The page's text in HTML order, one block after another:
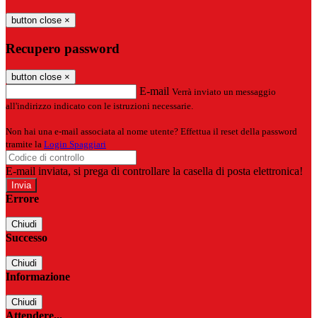
button close ×
Recupero password
button close ×
E-mail Verrà inviato un messaggio
all'indirizzo indicato con le istruzioni necessarie.
Non hai una e-mail associata al nome utente? Effettua il reset della password
tramite la Login Spaggiari
E-mail inviata, si prega di controllare la casella di posta elettronica!
Errore
Chiudi
Successo
Chiudi
Informazione
Chiudi